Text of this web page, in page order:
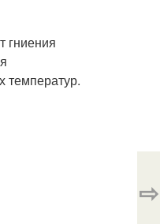
гниения
температур.
⇨